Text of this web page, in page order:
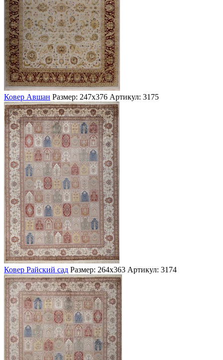
Ковер Авшан Размер: 247х376 Артикул: 3175
Ковер Райский сад Размер: 264х363 Артикул: 3174